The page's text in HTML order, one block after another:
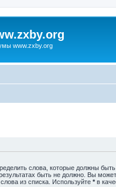
www.zxby.org
слова, которые должны
быть не должно. Вы
из списка. Используйте * в